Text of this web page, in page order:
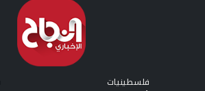
فلسطينيات